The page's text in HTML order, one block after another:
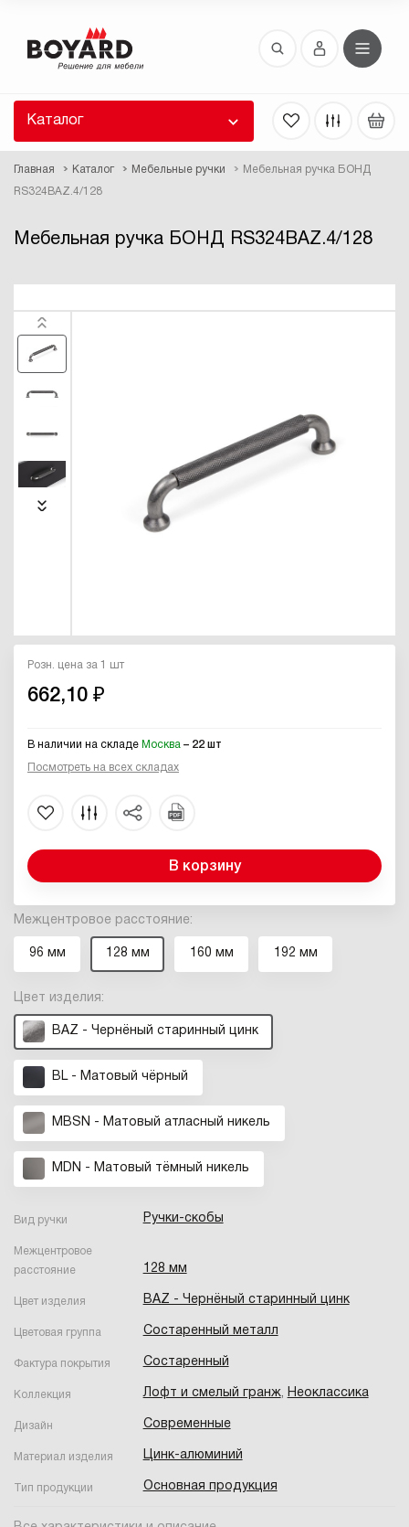
Каталог
Главная Каталог Мебельные ручки Мебельная ручка БОНД
RS324BAZ.4/128
Мебельная ручка БОНД RS324BAZ.4/128
Межцентровое расстояние:
96 мм 128 мм 160 мм 192 мм
Цвет изделия:
BAZ - Чернёный старинный цинк
BL - Матовый чёрный
MBSN - Матовый атласный никель
MDN - Матовый тёмный никель
Вид ручки Ручки-скобы
Межцентровое
расстояние
128 мм
Цвет изделия BAZ - Чернёный старинный цинк
Цветовая группа Состаренный металл
Фактура покрытия Состаренный
Коллекция Лофт и смелый гранж, Неоклассика
Дизайн Современные
Материал изделия Цинк-алюминий
Тип продукции Основная продукция
Розн. цена за 1 шт
662,10 ₽
В наличии на складе Москва – 22 шт
Посмотреть на всех складах
В корзину
Восстановление пароля
высланы вам по E-Mail.
ссылку для восстановления